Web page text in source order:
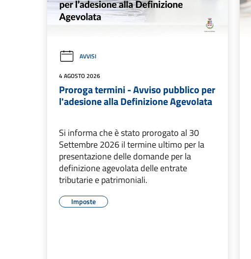
AVVISI
4 AGOSTO 2026
Proroga termini - Avviso pubblico per
l'adesione alla Definizione Agevolata
Si informa che è stato prorogato al 30
Settembre 2026 il termine ultimo per la
presentazione delle domande per la
definizione agevolata delle entrate
tributarie e patrimoniali.
Imposte